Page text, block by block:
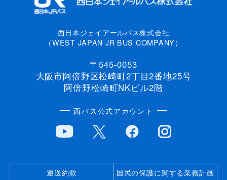
西日本ジェイアールバス株式会社
（WEST JAPAN JR BUS COMPANY）
〒545-0053
大阪市阿倍野区松崎町2丁目2番地25号
阿倍野松崎町NKビル2階
西バス公式アカウント
運送約款 国民の保護に関する業務計画